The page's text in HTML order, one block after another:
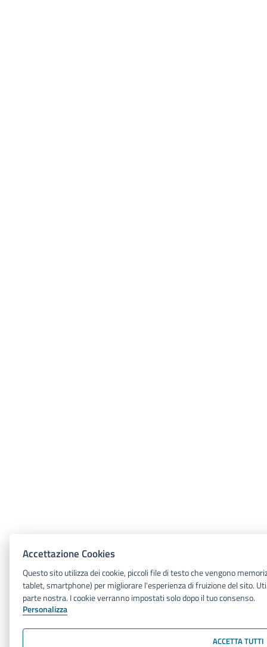
Accettazione Cookies
Questo sito utilizza dei cookie, piccoli file di testo che vengono
tablet, smartphone) per migliorare l'esperienza di fruizione del sito.
parte nostra. I cookie verranno impostati solo dopo il tuo consenso.
Personalizza
ACCETTA TUTTI